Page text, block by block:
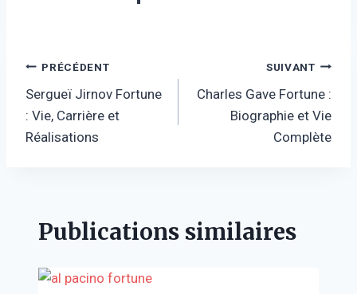
Navigation
de
l’article
PRÉCÉDENT
Sergueï Jirnov Fortune
: Vie, Carrière et
Réalisations
SUIVANT
Charles Gave Fortune :
Biographie et Vie
Complète
Publications similaires